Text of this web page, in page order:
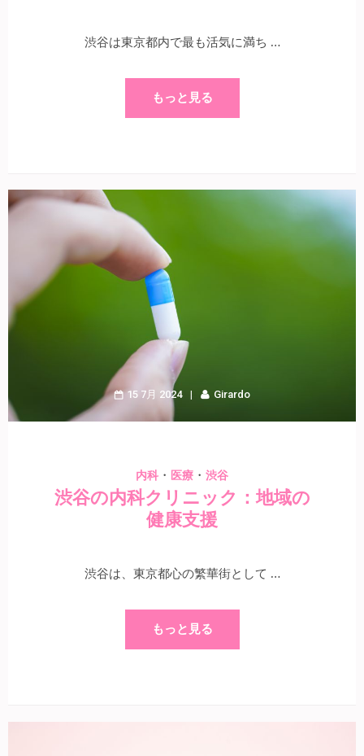
渋谷は東京都内で最も活気に満ち …
もっと見る
15 7月 2024 Girardo
内科 ・ 医療 ・ 渋谷
渋谷の内科クリニック：地域の
健康支援
渋谷は、東京都心の繁華街として …
もっと見る